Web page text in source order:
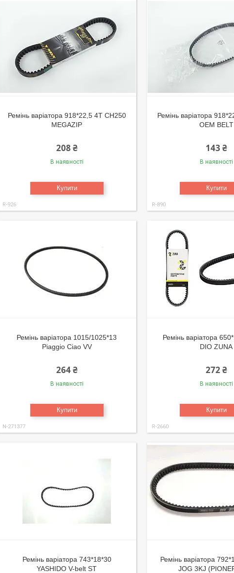
Ремінь варіатора 918*22,5 4T CH250
MEGAZIP
208 ₴
В наявності
Купити
R-926
Ремінь варіатора
OEM BELT
143 ₴
В наявності
Купити
R-890
Ремінь варіатора 1015/1025*13
Piaggio Ciao VV
264 ₴
В наявності
Купити
N-271377
Ремінь варіатора
DIO ZUNA
272 ₴
В наявності
Купити
R-2660
Ремінь варіатора 743*18*30
YASHIDO V-belt ST
Ремінь варіатора
JOG 3KJ